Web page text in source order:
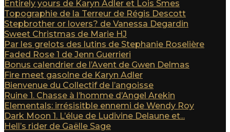
Entirely yours de Karyn Adler et Lois Smes
Topographie de la Terreur de Régis Descott
Stepbrother or lovers? de Vanessa Degardin
Sweet Christmas de Marie HJ
Par les grelots des lutins de Stephanie Roselière
Faded Rose 1 de Jenn Guerrieri
Bonus calendrier de l’Avent de Gwen Delmas
Fire meet gasolne de Karyn Adler
Bienvenue du Collectif de l’angoisse
Ruine 1. Chasse à l’homme d’Angel Arekin
Elementals: irrésisitble ennemi de Wendy Roy
Dark Moon 1. L’élue de Ludivine Delaune et...
Hell’s rider de Gaëlle Sage